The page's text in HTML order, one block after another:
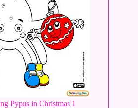
Pypus in Christmas 1